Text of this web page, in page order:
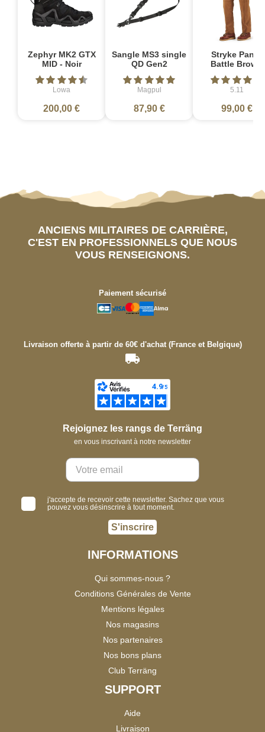
Zephyr MK2 GTX
MID - Noir
Lowa
200,00 €
Sangle MS3 single
QD Gen2
Magpul
87,90 €
Stryke Pant -
Battle Brown
5.11
99,00 €
ANCIENS MILITAIRES DE CARRIÈRE,
C'EST EN PROFESSIONNELS QUE NOUS
VOUS RENSEIGNONS.
Paiement sécurisé
Livraison offerte à partir de 60€ d'achat (France et Belgique)
Rejoignez les rangs de Terräng
en vous inscrivant à notre newsletter
j'accepte de recevoir cette newsletter. Sachez que vous
pouvez vous désinscrire à tout moment.
S'inscrire
INFORMATIONS
Qui sommes-nous ?
Conditions Générales de Vente
Mentions légales
Nos magasins
Nos partenaires
Nos bons plans
Club Terräng
SUPPORT
Aide
Livraison